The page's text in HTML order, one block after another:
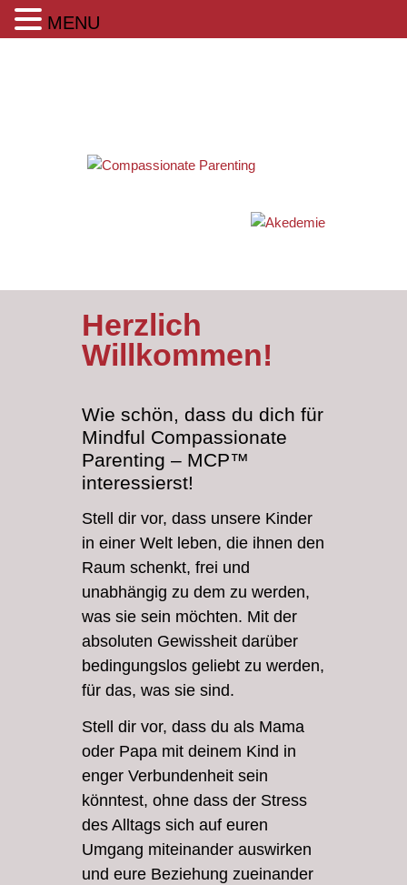
Herzlich
Willkommen!
Wie schön, dass du dich für
Mindful Compassionate
Parenting – MCP™
interessierst!
Stell dir vor, dass unsere Kinder
in einer Welt leben, die ihnen den
Raum schenkt, frei und
unabhängig zu dem zu werden,
was sie sein möchten. Mit der
absoluten Gewissheit darüber
bedingungslos geliebt zu werden,
für das, was sie sind.
Stell dir vor, dass du als Mama
oder Papa mit deinem Kind in
enger Verbundenheit sein
könntest, ohne dass der Stress
des Alltags sich auf euren
Umgang miteinander auswirken
und eure Beziehung zueinander
MENU